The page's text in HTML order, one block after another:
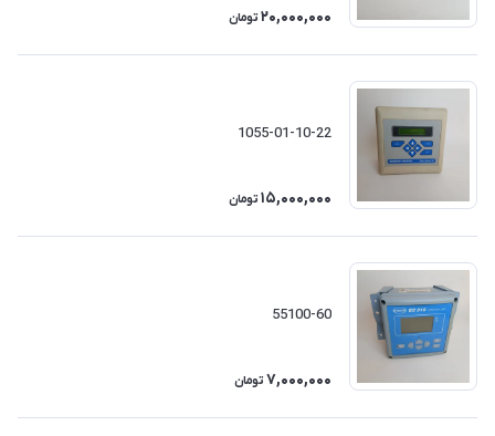
20,000,000 تومان
1055-01-10-22
15,000,000 تومان
55100-60
7,000,000 تومان